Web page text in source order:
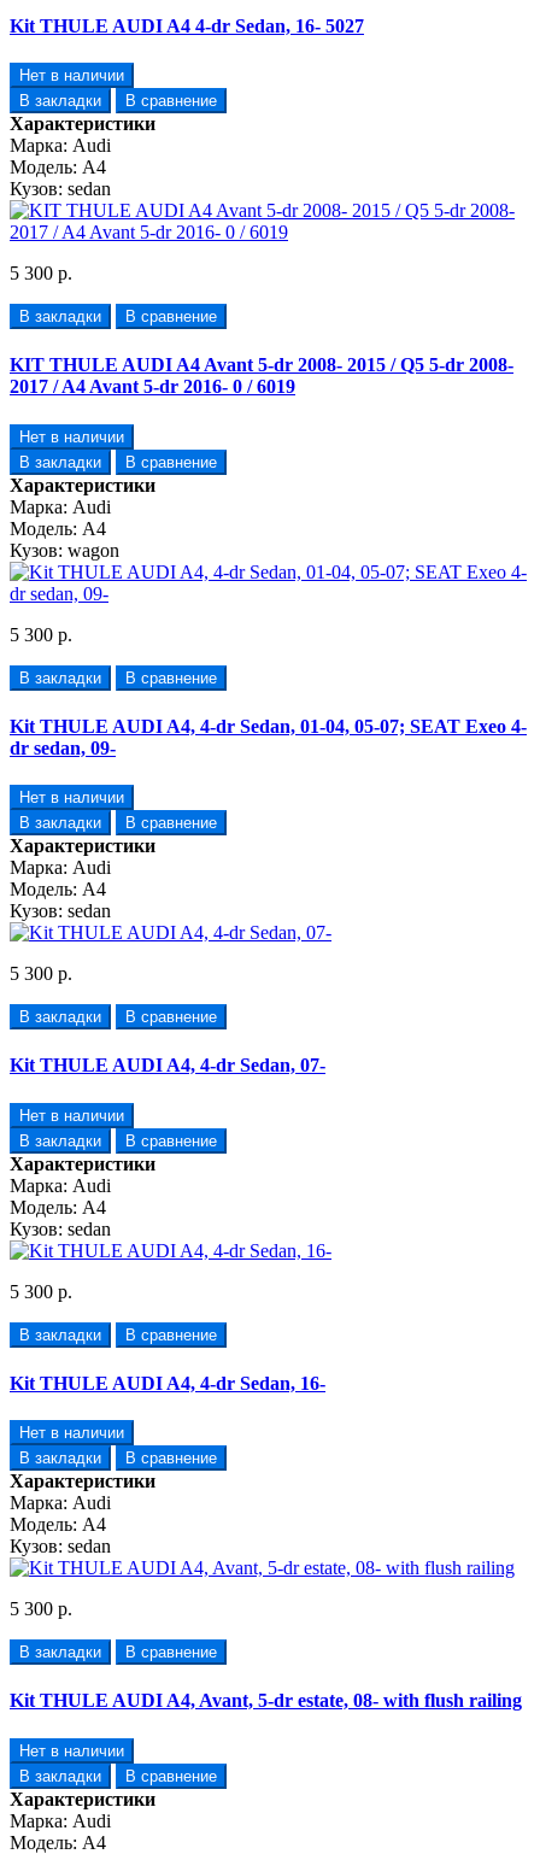
Kit THULE AUDI A4 4-dr Sedan, 16- 5027
Нет в наличии
В закладки
В сравнение
Характеристики
Марка: Audi
Модель: A4
Кузов: sedan
5 300 р.
В закладки В сравнение
KIT THULE AUDI A4 Avant 5-dr 2008- 2015 / Q5 5-dr 2008-
2017 / A4 Avant 5-dr 2016- 0 / 6019
Нет в наличии
В закладки
В сравнение
Характеристики
Марка: Audi
Модель: A4
Кузов: wagon
5 300 р.
В закладки В сравнение
Kit THULE AUDI A4, 4-dr Sedan, 01-04, 05-07; SEAT Exeo 4-
dr sedan, 09-
Нет в наличии
В закладки
В сравнение
Характеристики
Марка: Audi
Модель: A4
Кузов: sedan
5 300 р.
В закладки В сравнение
Kit THULE AUDI A4, 4-dr Sedan, 07-
Нет в наличии
В закладки
В сравнение
Характеристики
Марка: Audi
Модель: A4
Кузов: sedan
5 300 р.
В закладки В сравнение
Kit THULE AUDI A4, 4-dr Sedan, 16-
Нет в наличии
В закладки
В сравнение
Характеристики
Марка: Audi
Модель: A4
Кузов: sedan
5 300 р.
В закладки В сравнение
Kit THULE AUDI A4, Avant, 5-dr estate, 08- with flush railing
Нет в наличии
В закладки
В сравнение
Характеристики
Марка: Audi
Модель: A4